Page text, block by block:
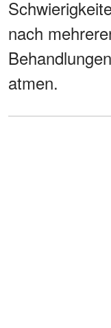
nach
atmen.